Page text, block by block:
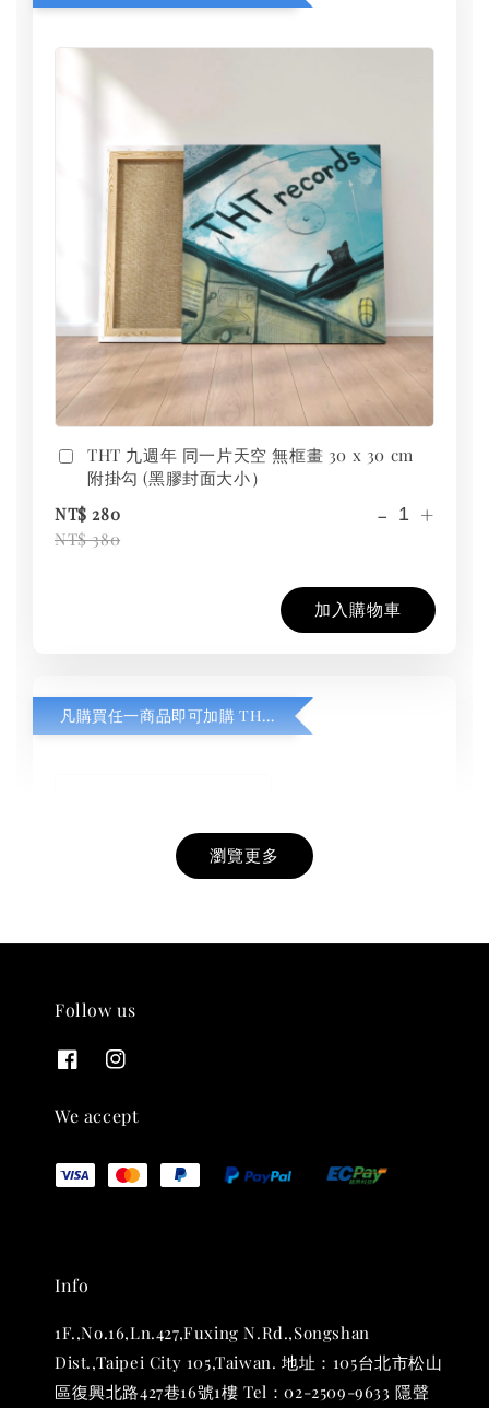
THT 九週年 同一片天空 無框畫 30 x 30 cm
附掛勾 (黑膠封面大小）
NT$ 280
NT$ 380
- +
加入購物車
凡購買任一商品即可加購 THT 九週年紀念 T-shirt
THT 九週年紀念 T-shirt
NT$ 880
加入購物車
瀏覽更多
Follow us
We accept
Info
1F.,No.16,Ln.427,Fuxing N.Rd.,Songshan
Dist.,Taipei City 105,Taiwan. 地址：105台北市松山
區復興北路427巷16號1樓 Tel：02-2509-9633 隱聲